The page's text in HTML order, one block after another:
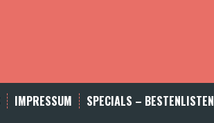
IMPRESSUM
SPECIALS – BESTENLISTEN